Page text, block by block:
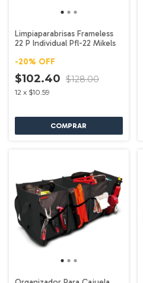
Limpiaparabrisas Frameless
22 P Individual Pfl-22 Mikels
-20% OFF
$102.40 $128.00
12 x $10.59